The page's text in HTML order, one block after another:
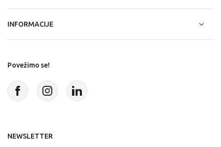
INFORMACIJE
Povežimo se!
NEWSLETTER